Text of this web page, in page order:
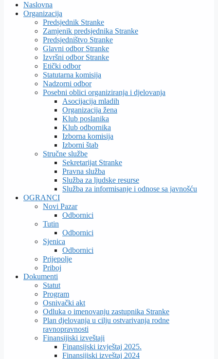
Naslovna
Organizacija
Predsjednik Stranke
Zamjenik predsjednika Stranke
Predsjedništvo Stranke
Glavni odbor Stranke
Izvršni odbor Stranke
Etički odbor
Statutarna komisija
Nadzorni odbor
Posebni oblici organiziranja i djelovanja
Asocijacija mladih
Organizacija žena
Klub poslanika
Klub odbornika
Izborna komisija
Izborni štab
Stručne službe
Sekretarijat Stranke
Pravna služba
Služba za ljudske resurse
Služba za informisanje i odnose sa javnošću
OGRANCI
Novi Pazar
Odbornici
Tutin
Odbornici
Sjenica
Odbornici
Prijepolje
Priboj
Dokumenti
Statut
Program
Osnivački akt
Odluka o imenovanju zastupnika Stranke
Plan djelovanja u cilju ostvarivanja rodne
ravnopravnosti
Finansijiski izveštaji
Finansijski izvještaj 2025.
Finansijiski izveštaj 2024